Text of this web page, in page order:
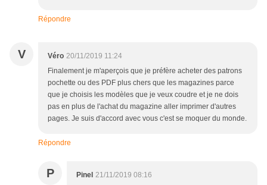
Répondre
V Véro 20/11/2019 11:24
Finalement je m'aperçois que je préfère acheter des patrons
pochette ou des PDF plus chers que les magazines parce
que je choisis les modèles que je veux coudre et je ne dois
pas en plus de l'achat du magazine aller imprimer d'autres
pages. Je suis d'accord avec vous c'est se moquer du monde.
Répondre
P Pinel 21/11/2019 08:16